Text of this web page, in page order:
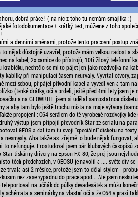
dobrá práce ! ( na nic z toho tu nemám smajlíka :)
fotodokumentace + krátký text, můžeme z toho
!
a denními směnami, protože tento pracovní postup
to nějak důstojně uzavřel, protože mám velkou radost a
na kabel, 2x samice do přístrojů, 10ti žilový telefonní
krabičku, nechtělo se mi to pájet jen jako rozdvojka na
kablíky při manipulaci časem neurvaly. Vyvrtal otvory,
mezi sebou, připájel přívodní kabel a vyvedl ven a tam
(tenké drátky, oči v prdeli, ještě před 4mi lety jsem je
a na GEOWRITE jsem si udělal samostatnou
a aby tam bylo ještě trochu místa na moje výtvory
propojení : C64 serálem do té vyrobené rozdvojky kde
výstup jsem připojil převodník Star ze serialu na
GEOS a dal tam tu svoji "speciální" disketu na
nesmysly. Aha takže asi zřejmě to bude nějak fungovat,
to nefunguje. Prostudoval jsem pár klubových časopisů
tiskárny drivery na Epson FX-80, že prej jsou
těch předchozích, v GEOSU je navolil a .... světe div
trvala asi 2 měsíce, protože jsem to dělal stylem -
než zase vypadnu do práce apod... Ale jsem
teleportoval na učňák do půlky devadesátek a můžu
schémata a seminárky na vlastní oči a že C64 v praxi